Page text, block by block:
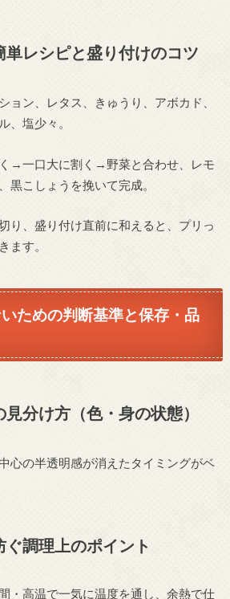
単レシピと盛り付けのコツ
ョン、レタス、きゅうり、アボカド、
、塩少々。
→一口大に割く→野菜と合わせ、レモ
黒こしょうを挽いて完成。
り、盛り付け直前に和えると、プリっ
ます。
ための判断基準と保存・品
分け方（色・身の状態）
心の半透明感が消えたタイミングがベ
調理上のポイント
・高温で一気に温度を通し、余熱で仕